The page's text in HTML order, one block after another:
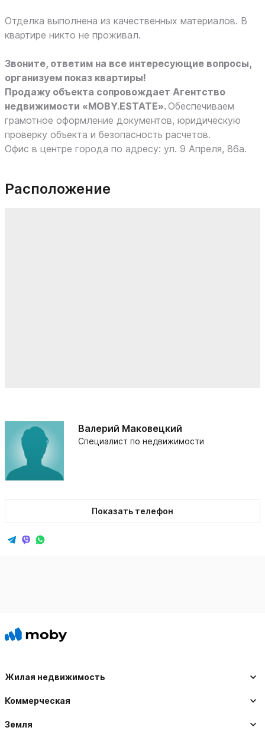
Отделка выполнена из качественных материалов. В
квартире никто не проживал.
Звоните, ответим на все интересующие вопросы,
организуем показ квартиры!
Продажу объекта сопровождает Агентство
недвижимости «MOBY.ESTATE».Обеспечиваем
грамотное оформление документов, юридическую
проверку объекта и безопасность расчетов.
Офис в центре города по адресу: ул. 9 Апреля, 86а.
Расположение
Валерий Маковецкий
Специалист по недвижимости
Показать телефон
Жилая недвижимость
Коммерческая
Земля